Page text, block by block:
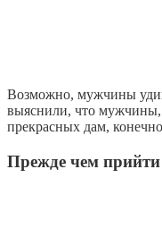
Возможно, мужчины
выяснили, что
прекрасных дам,
Прежде чем